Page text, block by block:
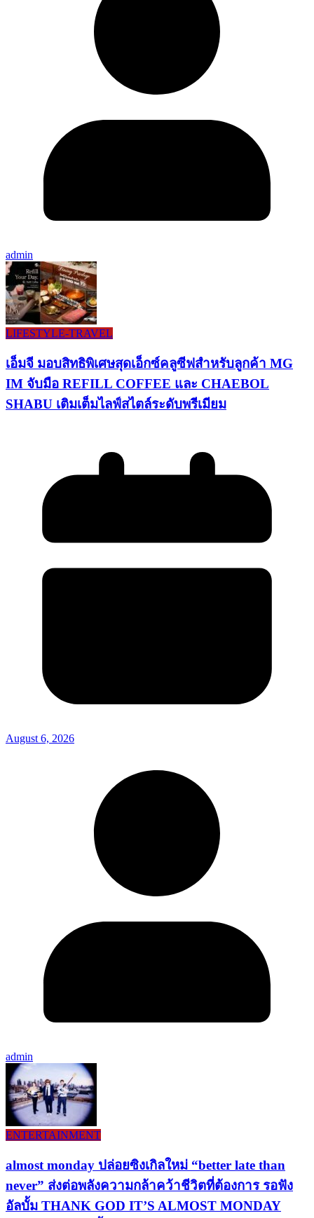
admin
LIFESTYLE​-TRAVEL​
เอ็มจี มอบสิทธิพิเศษสุดเอ็กซ์คลูซีฟสำหรับลูกค้า MG
IM จับมือ REFILL COFFEE และ CHAEBOL
SHABU เติมเต็มไลฟ์สไตล์ระดับพรีเมียม
August 6, 2026
admin
ENTERTAINMENT
almost monday ปล่อยซิงเกิลใหม่ “better late than
never” ส่งต่อพลังความกล้าคว้าชีวิตที่ต้องการ รอฟัง
อัลบั้ม THANK GOD IT’S ALMOST MONDAY